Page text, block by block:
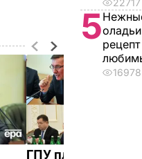
ГПУ планирует
22717
5
16978